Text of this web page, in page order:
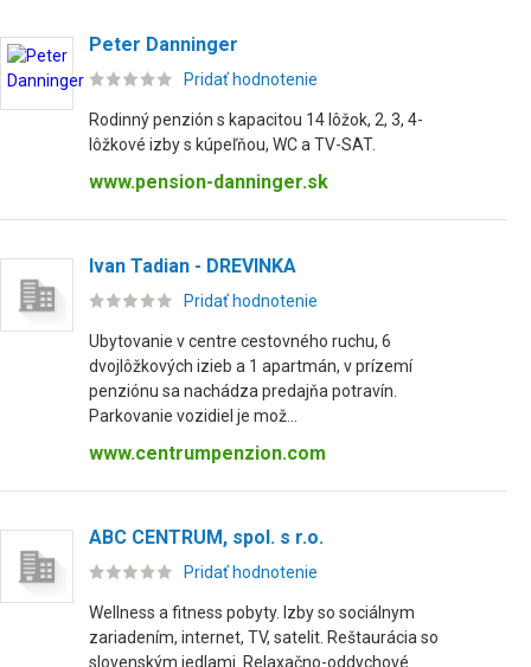
Peter Danninger
Pridať hodnotenie
Rodinný penzión s kapacitou 14 lôžok, 2, 3, 4-
lôžkové izby s kúpeľňou, WC a TV-SAT.
www.pension-danninger.sk
Ivan Tadian - DREVINKA
Pridať hodnotenie
Ubytovanie v centre cestovného ruchu, 6
dvojlôžkových izieb a 1 apartmán, v prízemí
penziónu sa nachádza predajňa potravín.
Parkovanie vozidiel je mož...
www.centrumpenzion.com
ABC CENTRUM, spol. s r.o.
Pridať hodnotenie
Wellness a fitness pobyty. Izby so sociálnym
zariadením, internet, TV, satelit. Reštaurácia so
slovenským jedlami. Relaxačno-oddychové